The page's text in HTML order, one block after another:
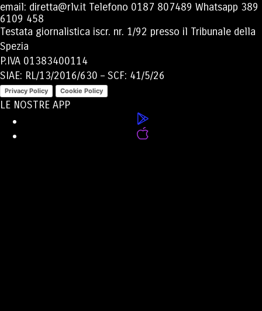
email: diretta@rlv.it Telefono 0187 807489 Whatsapp 389
6109 458
Testata giornalistica iscr. nr. 1/92 presso il Tribunale della
Spezia
P.IVA 01383400114
SIAE: RL/13/2016/630 – SCF: 41/5/26
Privacy Policy Cookie Policy
LE NOSTRE APP